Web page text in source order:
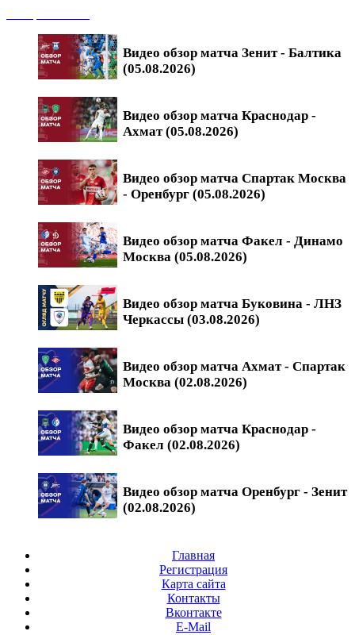
Видео обзор матча Зенит - Балтика
(05.08.2026)
Видео обзор матча Краснодар -
Ахмат (05.08.2026)
Видео обзор матча Спартак Москва
- Оренбург (05.08.2026)
Видео обзор матча Факел - Динамо
Москва (05.08.2026)
Видео обзор матча Буковина - ЛНЗ
Черкассы (03.08.2026)
Видео обзор матча Ахмат - Спартак
Москва (02.08.2026)
Видео обзор матча Краснодар -
Факел (02.08.2026)
Видео обзор матча Оренбург - Зенит
(02.08.2026)
Главная
Регистрация
Карта сайта
Контакты
Вконтакте
E-Mail